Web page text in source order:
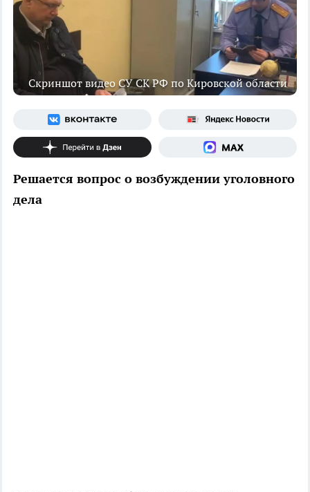
Скриншот видео СУ СК РФ по Кировской области
Решается вопрос о возбуждении уголовного
дела